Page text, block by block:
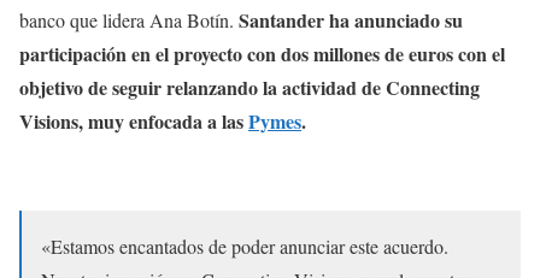
banco que lidera Ana Botín. Santander ha anunciado su
participación en el proyecto con dos millones de euros con el
objetivo de seguir relanzando la actividad de Connecting
Visions, muy enfocada a lasPymes.
«Estamos encantados de poder anunciar este acuerdo.